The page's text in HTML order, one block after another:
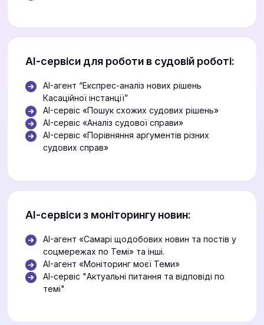
АІ-сервіси для роботи в судовій роботі:
AI-агент “Експрес-аналіз нових рішень
Касаційної інстанції”
AI-сервіс «Пошук схожих судових рішень»
AI-сервіс «Аналіз судової справи»
AI-сервіс «Порівняння аргументів різних
судових справ»
АІ-сервіси з моніторингу новин:
AI-агент «Самарі щодобових новин та постів у
соцмережах по Темі» та інші.
AI-агент «Моніторинг моєї Теми»
АІ-сервіс "Актуальні питання та відповіді по
темі"